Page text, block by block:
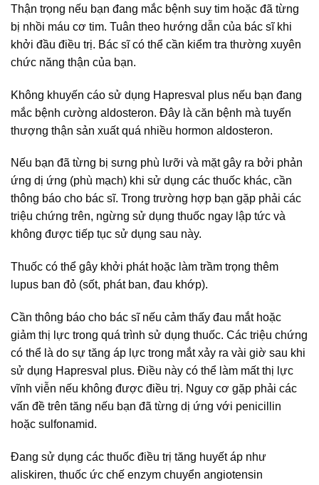
Thận trọng nếu bạn đang mắc bệnh suy tim hoặc đã từng
bị nhồi máu cơ tim. Tuân theo hướng dẫn của bác sĩ khi
khởi đầu điều trị. Bác sĩ có thể cần kiểm tra thường xuyên
chức năng thận của bạn.
Không khuyến cáo sử dụng Hapresval plus nếu bạn đang
mắc bệnh cường aldosteron. Đây là căn bệnh mà tuyến
thượng thận sản xuất quá nhiều hormon aldosteron.
Nếu bạn đã từng bị sưng phù lưỡi và mặt gây ra bởi phản
ứng dị ứng (phù mạch) khi sử dụng các thuốc khác, cần
thông báo cho bác sĩ. Trong trường hợp bạn gặp phải các
triệu chứng trên, ngừng sử dụng thuốc ngay lập tức và
không được tiếp tục sử dụng sau này.
Thuốc có thể gây khởi phát hoặc làm trầm trọng thêm
lupus ban đỏ (sốt, phát ban, đau khớp).
Cần thông báo cho bác sĩ nếu cảm thấy đau mắt hoặc
giảm thị lực trong quá trình sử dụng thuốc. Các triệu chứng
có thể là do sự tăng áp lực trong mắt xảy ra vài giờ sau khi
sử dụng Hapresval plus. Điều này có thể làm mất thị lực
vĩnh viễn nếu không được điều trị. Nguy cơ gặp phải các
vấn đề trên tăng nếu bạn đã từng dị ứng với penicillin
hoặc sulfonamid.
Đang sử dụng các thuốc điều trị tăng huyết áp như
aliskiren, thuốc ức chế enzym chuyển angiotensin